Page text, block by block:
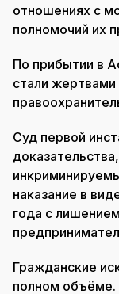
отношениях с
полномочий их
По прибытии в
стали жертвами
Суд первой
наказание в
года с
Гражданские
полном объёме.